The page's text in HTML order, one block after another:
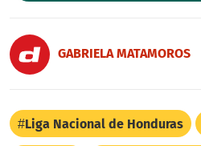
GABRIELA MATAMOROS
Liga Nacional de Honduras